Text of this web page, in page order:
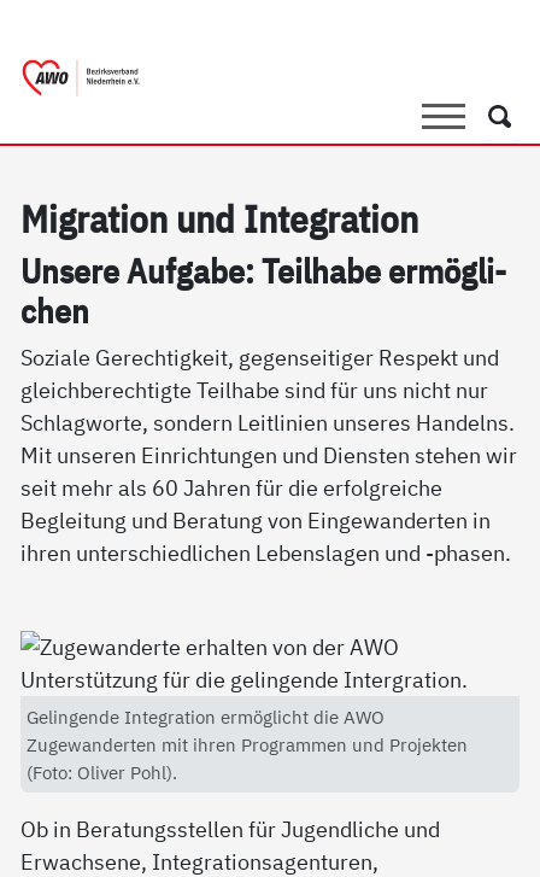
SucheSuche
Mi­g­ra­ti­on und In­te­g­ra­ti­on
Un­se­re Auf­ga­be: Teil­ha­be er­mög­li­
chen
Soziale Gerechtigkeit, gegenseitiger Respekt und
gleichberechtigte Teilhabe sind für uns nicht nur
Schlagworte, sondern Leitlinien unseres Handelns.
Mit unseren Einrichtungen und Diensten stehen wir
seit mehr als 60 Jahren für die erfolgreiche
Begleitung und Beratung von Eingewanderten in
ihren unterschiedlichen Lebenslagen und -phasen.
Gelingende Integration ermöglicht die AWO
Zugewanderten mit ihren Programmen und Projekten
(Foto: Oliver Pohl).
Ob in Beratungsstellen für Jugendliche und
Erwachsene, Integrationsagenturen,